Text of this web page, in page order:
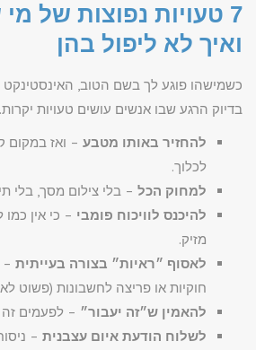
7 טעויות נפוצות של
ואיך לא ליפול בהן
כשמישהו פוגע לך בשם הטוב, האינסטינקט
בדיוק הרגע שבו אנשים עושים טעויות יקרות.
להחזיר באותו מטבע – ואז במקום
לכלוך.
למחוק הכל – בלי צילום מסך, בלי
להיכנס לוויכוח פומבי – כי אין
מזיק.
לאסוף ״ראיות״ בצורה בעייתית
חוקיות או פריצה לחשבונות (פשוט
להאמין ש״זה יעבור״ – לפעמים זה
לשלוח הודעת איום עצבנית –